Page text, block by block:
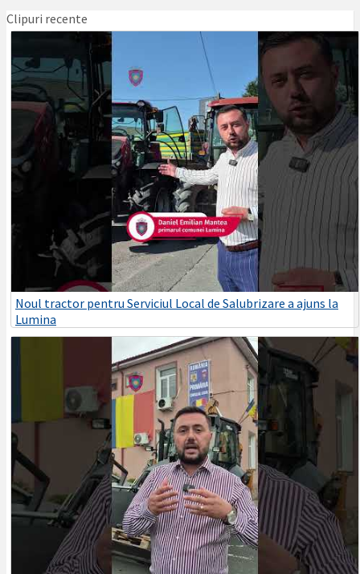
Clipuri recente
Noul tractor pentru Serviciul Local de Salubrizare a ajuns la
Lumina